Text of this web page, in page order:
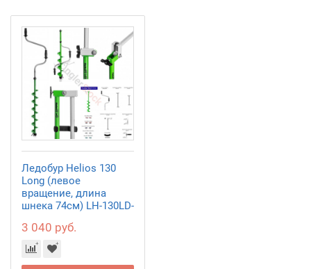
Ледобур Helios 130
Long (левое
вращение, длина
шнека 74см) LH-130LD-
3 040 руб.